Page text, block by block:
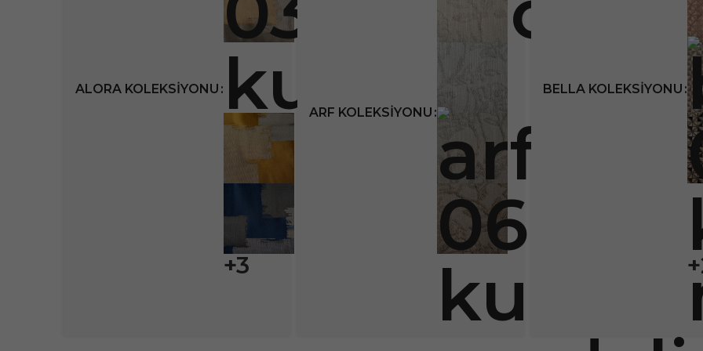
ALORA KOLEKSIYONU
+3
ARF KOLEKSIYONU
BELLA KOLEKSIYONU